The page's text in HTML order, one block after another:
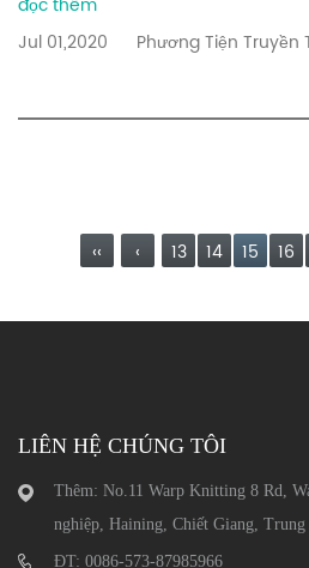
đọc thêm
Jul 01,2020
Phương Tiện Truyền
‹‹ ‹ 13 14 15 16
LIÊN HỆ CHÚNG TÔI
Thêm: No.11 Warp Knitting 8 Rd,
nghiệp, Haining, Chiết Giang, Trung
ĐT: 0086-573-87985966